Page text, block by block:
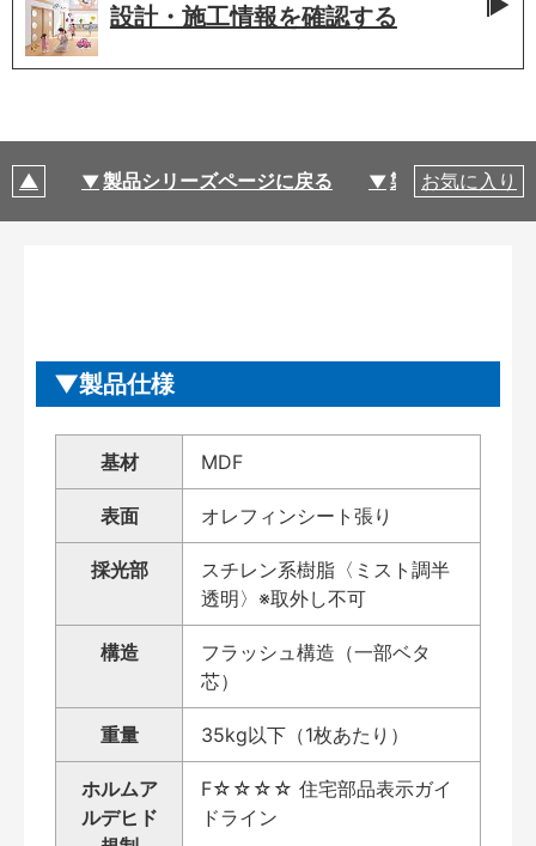
設計・施工情報を確認する
製品シリーズページに戻る 製品仕様
お気に入り
製品仕様
基材 MDF
表面 オレフィンシート張り
採光部
スチレン系樹脂〈ミスト調半
透明〉※取外し不可
構造
フラッシュ構造（一部ベタ
芯）
重量 35kg以下（1枚あたり）
ホルムア
ルデヒド
F☆☆☆☆ 住宅部品表示ガイ
ドライン